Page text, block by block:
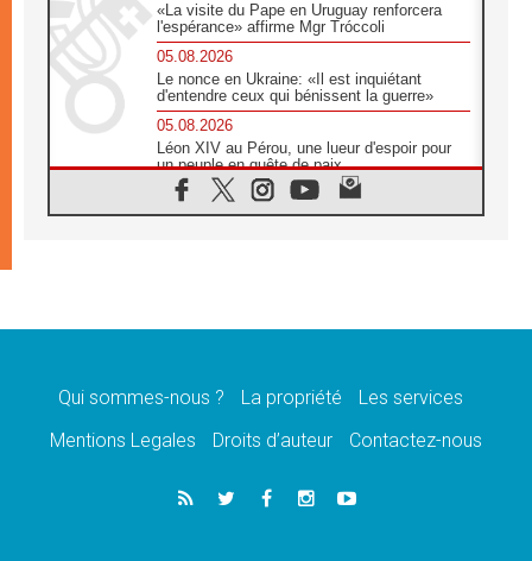
«La visite du Pape en Uruguay renforcera
l'espérance» affirme Mgr Tróccoli
05.08.2026
Le nonce en Ukraine: «Il est inquiétant
d'entendre ceux qui bénissent la guerre»
05.08.2026
Léon XIV au Pérou, une lueur d'espoir pour
un peuple en quête de paix
05.08.2026
SCEAM: L'Église en Afrique vers
en Argentine et au Pérou
Audience générale: la prière est un acte
04.08.2026
Léon XIV invite les Chevaliers de Colomb à
Qui sommes-nous ? La propriété
Les services
Mentions Legales
Droits d’auteur Contactez-nous